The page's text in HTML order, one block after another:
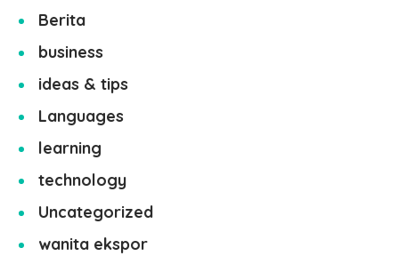
Berita
business
ideas & tips
Languages
learning
technology
Uncategorized
wanita ekspor